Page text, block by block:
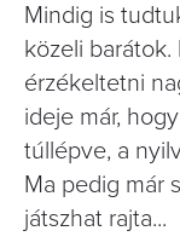
Mindig is
közeli barátok.
érzékeltetni
ideje már,
túllépve, a
Ma pedig már
játszhat rajta...